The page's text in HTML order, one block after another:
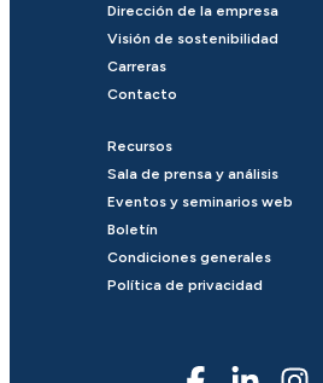
Dirección de la empresa
Visión de sostenibilidad
Carreras
Contacto
Recursos
Sala de prensa y análisis
Eventos y seminarios web
Boletín
Condiciones generales
Política de privacidad